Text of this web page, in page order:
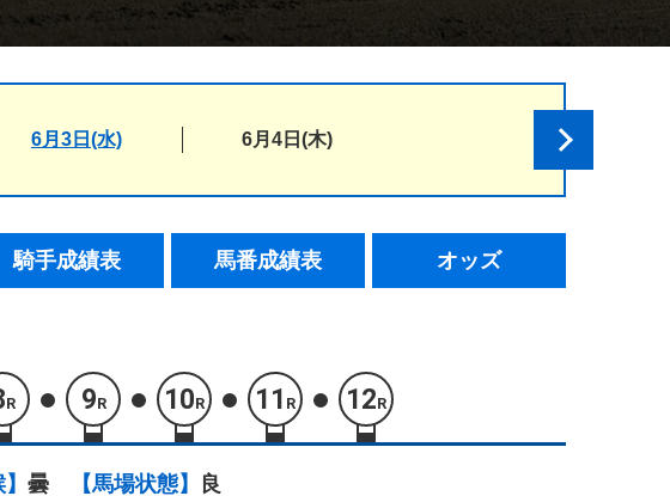
道内の発売情報(PDF)
6月3日(水) 6月4日(木)
騎手成績表 馬番成績表 オッズ
R 9R 10R 11 R 12R
曇 【馬場状態】 良